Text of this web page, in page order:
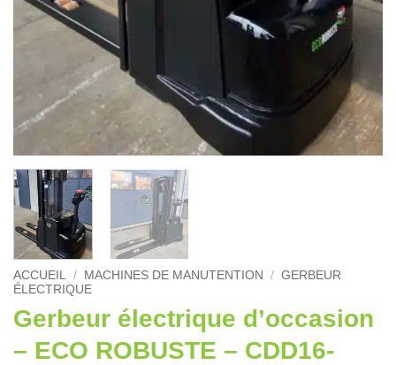
ACCUEIL / MACHINES DE MANUTENTION / GERBEUR
ÉLECTRIQUE
Gerbeur électrique d’occasion
– ECO ROBUSTE – CDD16-